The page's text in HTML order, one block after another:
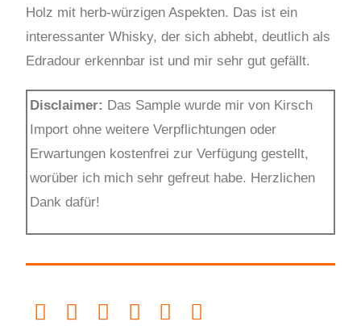
Holz mit herb-würzigen Aspekten. Das ist ein
interessanter Whisky, der sich abhebt, deutlich als
Edradour erkennbar ist und mir sehr gut gefällt.
Disclaimer: Das Sample wurde mir von Kirsch
Import ohne weitere Verpflichtungen oder
Erwartungen kostenfrei zur Verfügung gestellt,
worüber ich mich sehr gefreut habe. Herzlichen
Dank dafür!